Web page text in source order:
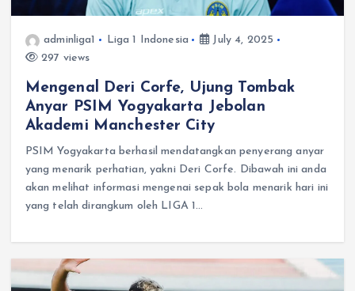
adminliga1 Liga 1 Indonesia
July 4, 2025
297 views
Mengenal Deri Corfe, Ujung Tombak
Anyar PSIM Yogyakarta Jebolan
Akademi Manchester City
PSIM Yogyakarta berhasil mendatangkan penyerang anyar
yang menarik perhatian, yakni Deri Corfe. Dibawah ini anda
akan melihat informasi mengenai sepak bola menarik hari ini
yang telah dirangkum oleh LIGA 1…